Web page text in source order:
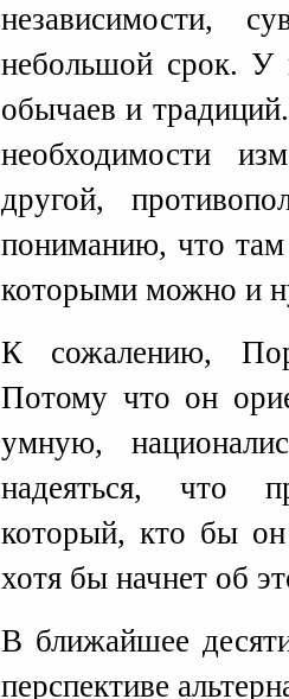
независимости,
небольшой срок. У
обычаев и
необходимости
другой,
пониманию, что
которыми можно и
К сожалению,
Потому что он
умную,
надеяться, что
который, кто бы
хотя бы начнет об
В ближайшее
перспективе